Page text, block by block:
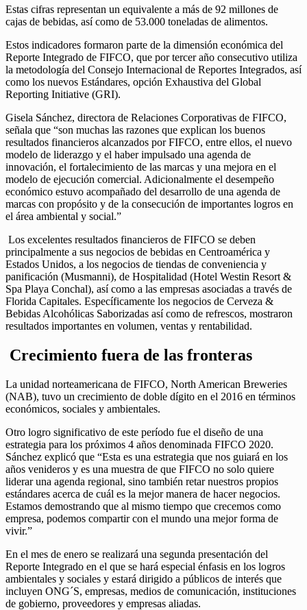
Estas cifras representan un equivalente a más de 92 millones de
cajas de bebidas, así como de 53.000 toneladas de alimentos.
Estos indicadores formaron parte de la dimensión económica del
Reporte Integrado de FIFCO, que por tercer año consecutivo utiliza
la metodología del Consejo Internacional de Reportes Integrados, así
como los nuevos Estándares, opción Exhaustiva del Global
Reporting Initiative (GRI).
Gisela Sánchez, directora de Relaciones Corporativas de FIFCO,
señala que “son muchas las razones que explican los buenos
resultados financieros alcanzados por FIFCO, entre ellos, el nuevo
modelo de liderazgo y el haber impulsado una agenda de
innovación, el fortalecimiento de las marcas y una mejora en el
modelo de ejecución comercial. Adicionalmente el desempeño
económico estuvo acompañado del desarrollo de una agenda de
marcas con propósito y de la consecución de importantes logros en
el área ambiental y social.”
Los excelentes resultados financieros de FIFCO se deben
principalmente a sus negocios de bebidas en Centroamérica y
Estados Unidos, a los negocios de tiendas de conveniencia y
panificación (Musmanni), de Hospitalidad (Hotel Westin Resort &
Spa Playa Conchal), así como a las empresas asociadas a través de
Florida Capitales. Específicamente los negocios de Cerveza &
Bebidas Alcohólicas Saborizadas así como de refrescos, mostraron
resultados importantes en volumen, ventas y rentabilidad.
Crecimiento fuera de las fronteras
La unidad norteamericana de FIFCO, North American Breweries
(NAB), tuvo un crecimiento de doble dígito en el 2016 en términos
económicos, sociales y ambientales.
Otro logro significativo de este período fue el diseño de una
estrategia para los próximos 4 años denominada FIFCO 2020.
Sánchez explicó que “Esta es una estrategia que nos guiará en los
años venideros y es una muestra de que FIFCO no solo quiere
liderar una agenda regional, sino también retar nuestros propios
estándares acerca de cuál es la mejor manera de hacer negocios.
Estamos demostrando que al mismo tiempo que crecemos como
empresa, podemos compartir con el mundo una mejor forma de
vivir.”
En el mes de enero se realizará una segunda presentación del
Reporte Integrado en el que se hará especial énfasis en los logros
ambientales y sociales y estará dirigido a públicos de interés que
incluyen ONG´S, empresas, medios de comunicación, instituciones
de gobierno, proveedores y empresas aliadas.